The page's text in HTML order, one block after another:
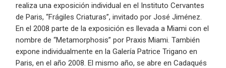
realiza una exposición individual en el Instituto Cervantes
de Paris, “Frágiles Criaturas”, invitado por José Jiménez.
En el 2008 parte de la exposición es llevada a Miami con el
nombre de “Metamorphosis” por Praxis Miami. También
expone individualmente en la Galería Patrice Trigano en
Paris, en el año 2008. El mismo año, se abre en Cadaqués